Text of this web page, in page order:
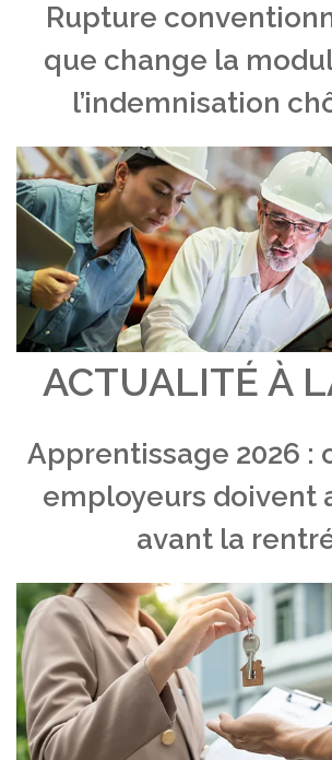
Rupture
que change la
l’indemnisation
ACTUALITÉ À
Apprentissage 2026 :
employeurs doivent
avant la